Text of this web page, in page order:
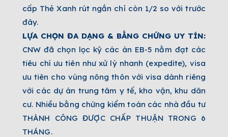
cấp Thẻ Xanh rút ngắn chỉ còn 1/2 so với trước
đây.
LỰA CHỌN ĐA DẠNG & BẰNG CHỨNG UY TÍN:
CNW đã chọn lọc kỹ các án EB-5 nằm đạt các
tiêu chí ưu tiên như xử lý nhanh (expedite), visa
ưu tiên cho vùng nông thôn với visa dành riêng
với các dự án trung tâm y tế, kho vận, khu dân
cư. Nhiều bằng chứng kiểm toán các nhà đầu tư
THÀNH CÔNG ĐƯỢC CHẤP THUẬN TRONG 6
THÁNG.